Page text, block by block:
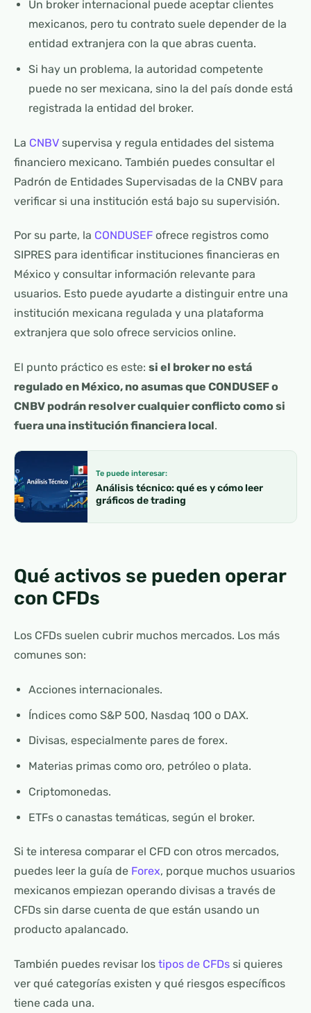
Un broker internacional puede aceptar clientes
mexicanos, pero tu contrato suele depender de la
entidad extranjera con la que abras cuenta.
Si hay un problema, la autoridad competente
puede no ser mexicana, sino la del país donde está
registrada la entidad del broker.
La CNBV supervisa y regula entidades del sistema
financiero mexicano. También puedes consultar el
Padrón de Entidades Supervisadas de la CNBV para
verificar si una institución está bajo su supervisión.
Por su parte, la CONDUSEF ofrece registros como
SIPRES para identificar instituciones financieras en
México y consultar información relevante para
usuarios. Esto puede ayudarte a distinguir entre una
institución mexicana regulada y una plataforma
extranjera que solo ofrece servicios online.
El punto práctico es este: si el broker no está
regulado en México, no asumas que CONDUSEF o
CNBV podrán resolver cualquier conflicto como si
fuera una institución financiera local.
Te puede interesar:
Análisis técnico: qué es y cómo leer
gráficos de trading
Qué activos se pueden operar
con CFDs
Los CFDs suelen cubrir muchos mercados. Los más
comunes son:
Acciones internacionales.
Índices como S&P 500, Nasdaq 100 o DAX.
Divisas, especialmente pares de forex.
Materias primas como oro, petróleo o plata.
Criptomonedas.
ETFs o canastas temáticas, según el broker.
Si te interesa comparar el CFD con otros mercados,
puedes leer la guía de Forex, porque muchos usuarios
mexicanos empiezan operando divisas a través de
CFDs sin darse cuenta de que están usando un
producto apalancado.
También puedes revisar los tipos de CFDs si quieres
ver qué categorías existen y qué riesgos específicos
tiene cada una.